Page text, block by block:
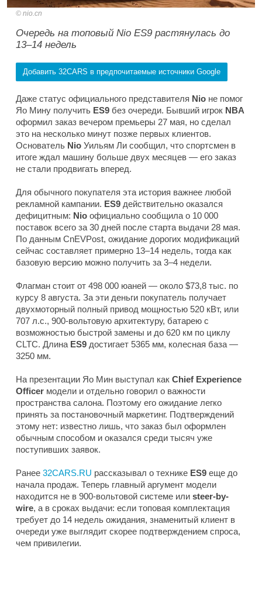
nio.cn
Очередь на топовый Nio ES9 растянулась до
13–14 недель
Добавить 32CARS в предпочитаемые источники Google
Даже статус официального представителя Nio не помог
Яо Мину получить ES9 без очереди. Бывший игрок NBA
оформил заказ вечером премьеры 27 мая, но сделал
это на несколько минут позже первых клиентов.
Основатель Nio Уильям Ли сообщил, что спортсмен в
итоге ждал машину больше двух месяцев — его заказ
не стали продвигать вперед.
Для обычного покупателя эта история важнее любой
рекламной кампании. ES9 действительно оказался
дефицитным: Nio официально сообщила о 10 000
поставок всего за 30 дней после старта выдачи 28 мая.
По данным CnEVPost, ожидание дорогих модификаций
сейчас составляет примерно 13–14 недель, тогда как
базовую версию можно получить за 3–4 недели.
Флагман стоит от 498 000 юаней — около $73,8 тыс. по
курсу 8 августа. За эти деньги покупатель получает
двухмоторный полный привод мощностью 520 кВт, или
707 л.с., 900-вольтовую архитектуру, батарею с
возможностью быстрой замены и до 620 км по циклу
CLTC. Длина ES9 достигает 5365 мм, колесная база —
3250 мм.
На презентации Яо Мин выступал как Chief Experience
Officer модели и отдельно говорил о важности
пространства салона. Поэтому его ожидание легко
принять за постановочный маркетинг. Подтверждений
этому нет: известно лишь, что заказ был оформлен
обычным способом и оказался среди тысяч уже
поступивших заявок.
Ранее 32CARS.RU рассказывал о технике ES9 еще до
начала продаж. Теперь главный аргумент модели
находится не в 900-вольтовой системе или steer-by-
wire, а в сроках выдачи: если топовая комплектация
требует до 14 недель ожидания, знаменитый клиент в
очереди уже выглядит скорее подтверждением спроса,
чем привилегии.